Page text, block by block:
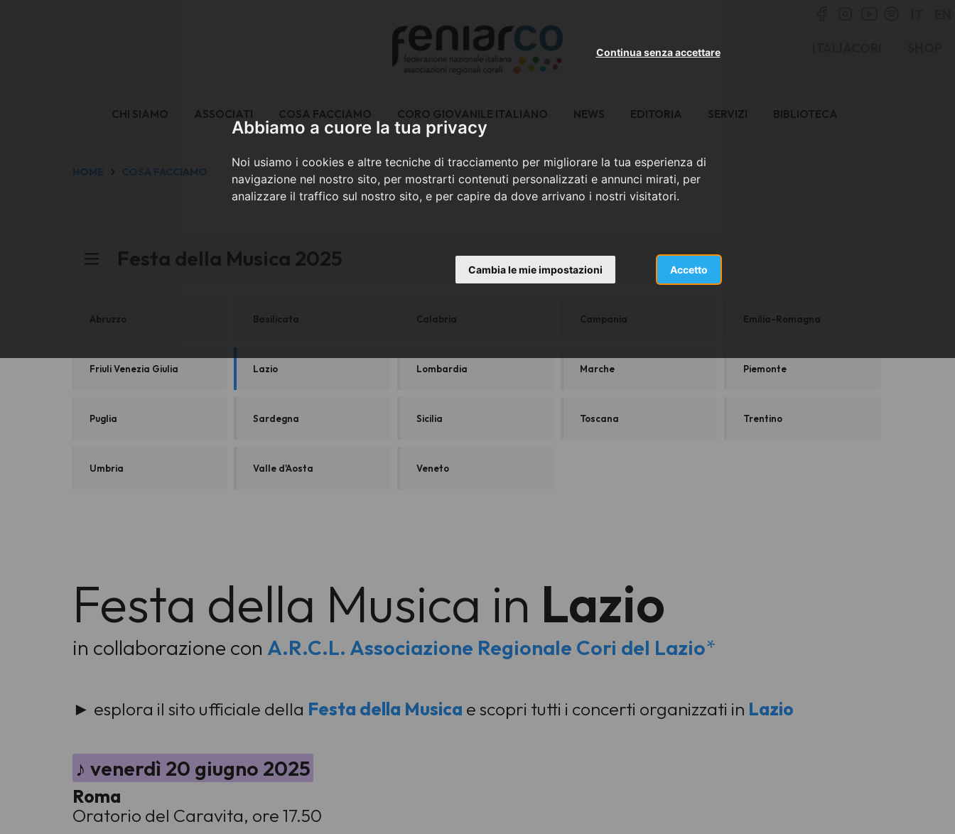
Abbiamo a cuore la tua privacy
Noi usiamo i cookies e altre tecniche di tracciamento per migliorare la tua esperienza di
navigazione nel nostro sito, per mostrarti contenuti personalizzati e annunci mirati, per
analizzare il traffico sul nostro sito, e per capire da dove arrivano i nostri visitatori.
Accetto
Continua senza accettare
Cambia le mie impostazioni
CHI SIAMO ASSOCIATI COSA FACCIAMO CORO GIOVANILE ITALIANO NEWS EDITORIA SERVIZI BIBLIOTECA
HOME COSA FACCIAMO
Festa della Musica 2025
Abruzzo Basilicata Calabria Campania Emilia-Romagna
Friuli Venezia Giulia Lazio Lombardia Marche Piemonte
Puglia Sardegna Sicilia Toscana Trentino
Umbria Valle d'Aosta Veneto
Festa della Musica in Lazio
in collaborazione con A.R.C.L. Associazione Regionale Cori del Lazio*
► esplora il sito ufficiale della Festa della Musica e scopri tutti i concerti organizzati in Lazio
♪ venerdì 20 giugno 2025
Roma
Oratorio del Caravita, ore 17.50